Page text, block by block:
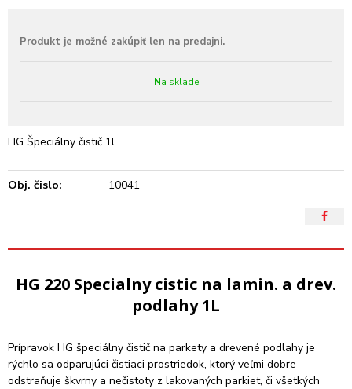
Na sklade
HG Špeciálny čistič 1l
Obj. čislo: 10041
HG 220 Specialny cistic na lamin. a drev.
podlahy 1L
Prípravok HG špeciálny čistič na parkety a drevené podlahy je
rýchlo sa odparujúci čistiaci prostriedok, ktorý veľmi dobre
odstraňuje škvrny a nečistoty z lakovaných parkiet, či všetkých